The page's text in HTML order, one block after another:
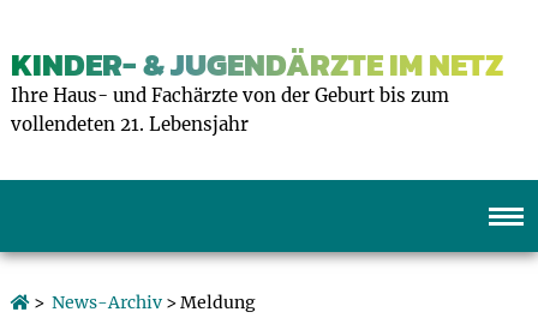
KINDER- & JUGENDÄRZTE IM NETZ
Ihre Haus- und Fachärzte von der Geburt bis zum
vollendeten 21. Lebensjahr
> News-Archiv> Meldung